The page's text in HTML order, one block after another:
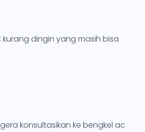
dingin yang masih bisa
konsultasikan ke bengkel ac